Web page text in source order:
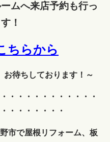
ムへ来店予約も行っ
！
ちらから
お待ちしております！～
・・・・・・・・・・・・
・・・・・・・
市で屋根リフォーム、板